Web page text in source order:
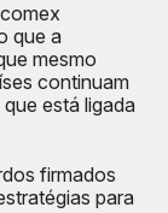
que a
mesmo
continuam
está ligada
firmados
para